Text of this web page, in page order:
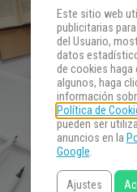
Este sitio web
publicitarias
del Usuario,
datos
de cookies haga
algunos, haga
información
Política de
pueden ser
anuncios en la
Google.
Ajustes